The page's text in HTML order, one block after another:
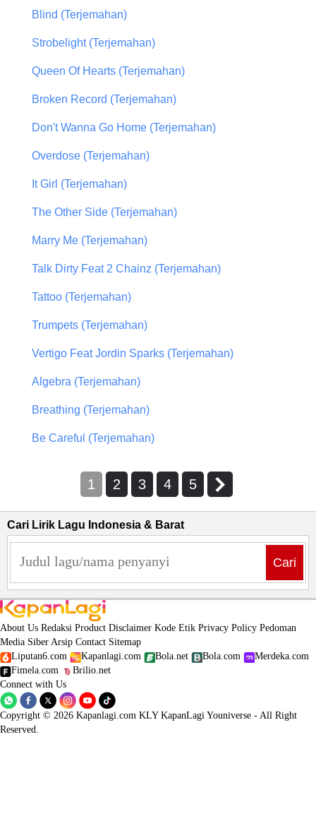
Blind (Terjemahan)
Strobelight (Terjemahan)
Queen Of Hearts (Terjemahan)
Broken Record (Terjemahan)
Don't Wanna Go Home (Terjemahan)
Overdose (Terjemahan)
It Girl (Terjemahan)
The Other Side (Terjemahan)
Marry Me (Terjemahan)
Talk Dirty Feat 2 Chainz (Terjemahan)
Tattoo (Terjemahan)
Trumpets (Terjemahan)
Vertigo Feat Jordin Sparks (Terjemahan)
Algebra (Terjemahan)
Breathing (Terjemahan)
Be Careful (Terjemahan)
1 2 3 4 5
Cari Lirik Lagu Indonesia & Barat
Cari
About Us Redaksi Product Disclaimer Kode Etik Privacy Policy Pedoman
Media Siber Arsip Contact Sitemap
Liputan6.com
Kapanlagi.com Bola.net Bola.com
Merdeka.com
Fimela.com
Brilio.net
Connect with Us
Copyright © 2026 Kapanlagi.com KLY KapanLagi Youniverse - All Right
Reserved.